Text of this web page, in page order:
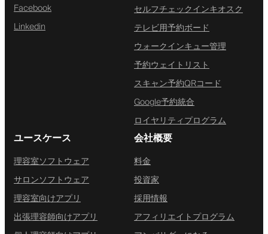
Facebook
Linkedin
セルフチェックインキオスク
テレビ用予約ボード
ウォークインキュー管理
予約ウェイトリスト
スキャン予約QRコード
Google予約統合
ロイヤリティプログラム
ユースケース
理容室ソフトウェア
サロンソフトウェア
理容室向けアプリ
出張理容師向けアプリ
会社概要
料金
投資家
採用情報
アフィリエイトプログラム